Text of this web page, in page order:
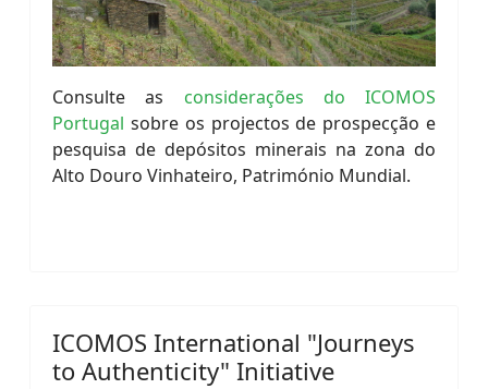
Consulte as considerações do ICOMOS
Portugal sobre os projectos de prospecção e
pesquisa de depósitos minerais na zona do
Alto Douro Vinhateiro, Património Mundial.
ICOMOS International "Journeys
to Authenticity" Initiative